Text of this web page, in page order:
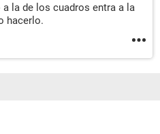
la de los cuadros entra a la
hacerlo.